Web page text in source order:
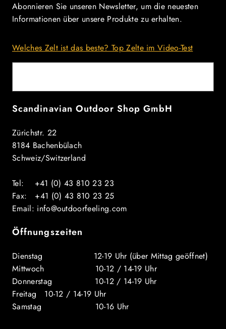
Abonnieren Sie unseren Newsletter, um die neuesten
Informationen über unsere Produkte zu erhalten.
Welches Zelt ist das beste? Top Zelte im Video-Test
Scandinavian Outdoor Shop GmbH
Zürichstr. 22
8184 Bachenbülach
Schweiz/Switzerland
Tel: +41 (0) 43 810 23 23
Fax: +41 (0) 43 810 23 25
Email: info@outdoorfeeling.com
Öffnungszeiten
Dienstag 12-19 Uhr (über Mittag geöffnet)
Mittwoch 10-12 / 14-19 Uhr
Donnerstag 10-12 / 14-19 Uhr
Freitag 10-12 / 14-19 Uhr
Samstag 10-16 Uhr